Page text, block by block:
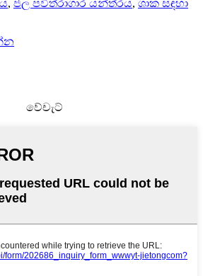
, ජල පවිත්රාගාර යන්ත්රය, ශාක සඳහා
වේචැට්